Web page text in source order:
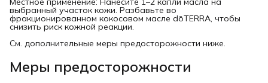
выбранный участок кожи. Разбавьте во
фракционированном кокосовом масле dōTERRA, чтобы
снизить риск кожной реакции.
См. дополнительные меры предосторожности ниже.
Меры предосторожности